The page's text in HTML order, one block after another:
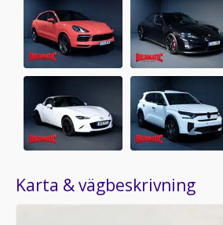
Karta & vägbeskrivning